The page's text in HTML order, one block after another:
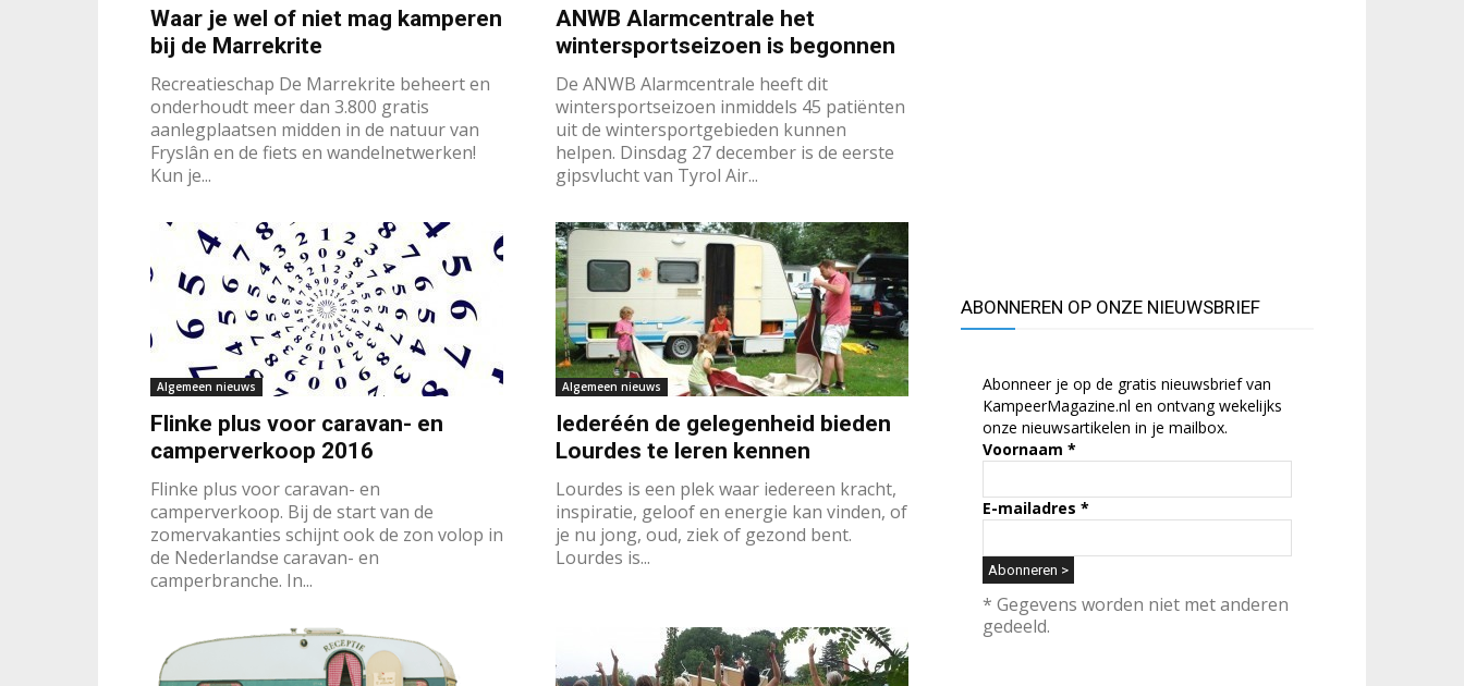
Waar je wel of niet mag kamperen
bij de Marrekrite
Recreatieschap De Marrekrite beheert en
onderhoudt meer dan 3.800 gratis
aanlegplaatsen midden in de natuur van
Fryslân en de fiets en wandelnetwerken!
Kun je...
ANWB Alarmcentrale het
wintersportseizoen is begonnen
De ANWB Alarmcentrale heeft dit
wintersportseizoen inmiddels 45 patiënten
uit de wintersportgebieden kunnen
helpen. Dinsdag 27 december is de eerste
gipsvlucht van Tyrol Air...
Algemeen nieuws
Flinke plus voor caravan- en
camperverkoop 2016
Flinke plus voor caravan- en
camperverkoop. Bij de start van de
zomervakanties schijnt ook de zon volop in
de Nederlandse caravan- en
camperbranche. In...
Algemeen nieuws
Iederéén de gelegenheid bieden
Lourdes te leren kennen
Lourdes is een plek waar iedereen kracht,
inspiratie, geloof en energie kan vinden, of
je nu jong, oud, ziek of gezond bent.
Lourdes is...
ABONNEREN OP ONZE NIEUWSBRIEF
Abonneer je op de gratis nieuwsbrief van
KampeerMagazine.nl en ontvang wekelijks
onze nieuwsartikelen in je mailbox.
Voornaam *
E-mailadres *
* Gegevens worden niet met anderen
gedeeld.